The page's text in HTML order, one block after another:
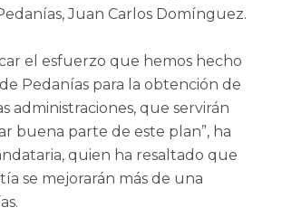
Juan Carlos Domínguez.
el esfuerzo que hemos hecho
Pedanías para la obtención de
administraciones, que servirán
buena parte de este plan”, ha
quien ha resaltado que
se mejorarán más de una